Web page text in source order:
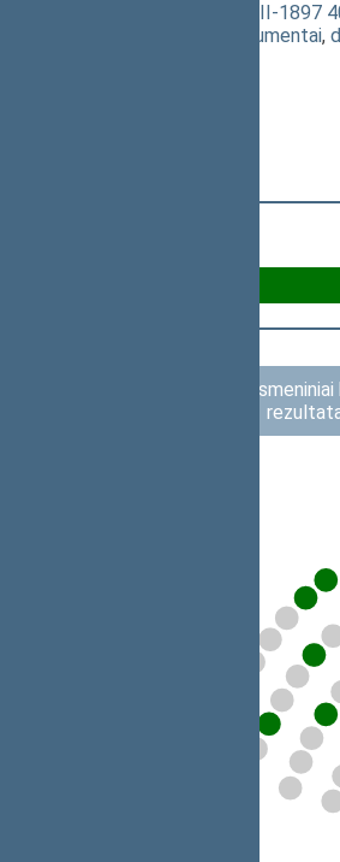
Saugios laivybos įstatymo Nr. VIII-
susiję dokumentai,